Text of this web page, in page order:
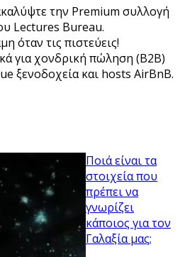
την Premium συλλογή
Lectures Bureau.
όταν τις πιστεύεις!
για χονδρική πώληση (B2B)
ξενοδοχεία και hosts AirBnB.
Ποιά είναι τα
στοιχεία που
πρέπει να
γνωρίζει
κάποιος για τον
Γαλαξία μας;